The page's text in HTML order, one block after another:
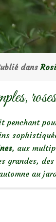
dans
penchant
, aux
grandes,
au